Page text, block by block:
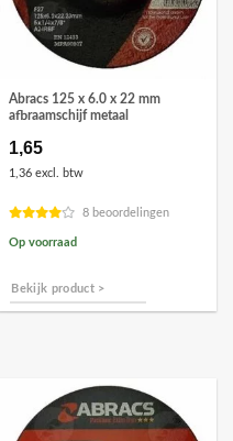
Abracs 125 x 6.0 x 22 mm
afbraamschijf metaal
1,65
1,36 excl. btw
8 beoordelingen
Op voorraad
Bekijk product >